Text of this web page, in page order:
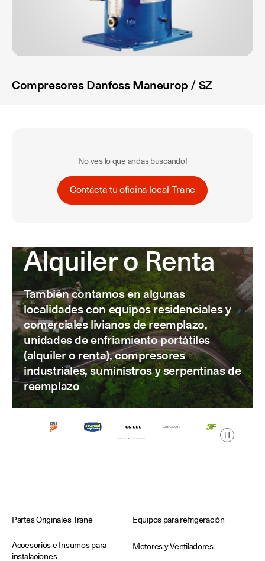
Compresores Danfoss Maneurop / SZ
No ves lo que andas buscando!
Contácta tu oficina local Trane
Alquiler o Renta
También contamos en algunas
localidades con equipos residenciales y
comerciales livianos de reemplazo,
unidades de enfriamiento portátiles
(alquiler o renta), compresores
industriales, suministros y serpentinas de
reemplazo
Pausa
Partes Originales Trane Equipos para refrigeración
Accesorios e Insumos para
instalaciones
Motores y Ventiladores